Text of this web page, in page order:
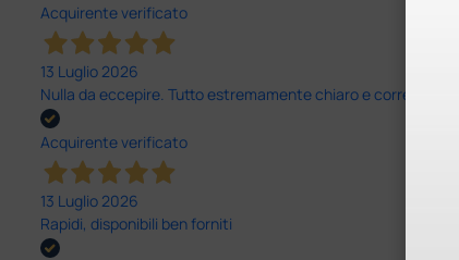
Acquirente verificato
13 Luglio 2026
Nulla da eccepire. Tutto estremamente chiaro e corretto,
Acquirente verificato
13 Luglio 2026
Rapidi, disponibili ben forniti